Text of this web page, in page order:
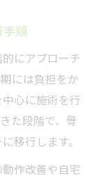
手順
にアプローチ
には負担をか
心に施術を行
た段階で、骨
移行します。
作改善や自宅